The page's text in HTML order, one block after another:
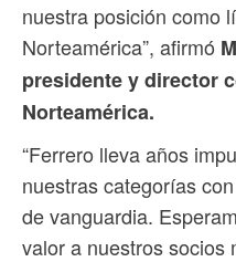
nuestra posición como
Norteamérica”, afirmó
presidente y director
Norteamérica.
“Ferrero lleva años
nuestras categorías
de vanguardia.
valor a nuestros socios